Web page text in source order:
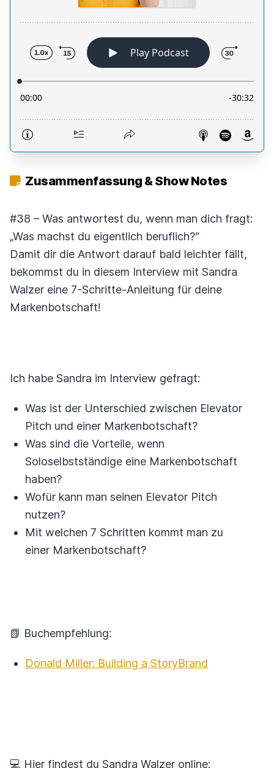
Zusammenfassung & Show Notes
#38 – Was antwortest du, wenn man dich fragt:
„Was machst du eigentlich beruflich?“
Damit dir die Antwort darauf bald leichter fällt,
bekommst du in diesem Interview mit Sandra
Walzer eine 7-Schritte-Anleitung für deine
Markenbotschaft!
Ich habe Sandra im Interview gefragt:
Was ist der Unterschied zwischen Elevator
Pitch und einer Markenbotschaft?
Was sind die Vorteile, wenn
Soloselbstständige eine Markenbotschaft
haben?
Wofür kann man seinen Elevator Pitch
nutzen?
Mit welchen 7 Schritten kommt man zu
einer Markenbotschaft?
📗 Buchempfehlung:
Donald Miller: Building a StoryBrand
💻 Hier findest du Sandra Walzer online: